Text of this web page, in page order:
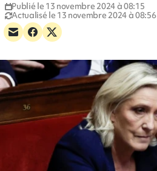
Publié le 13 novembre 2024 à 08:15
Actualisé le 13 novembre 2024 à 08:56